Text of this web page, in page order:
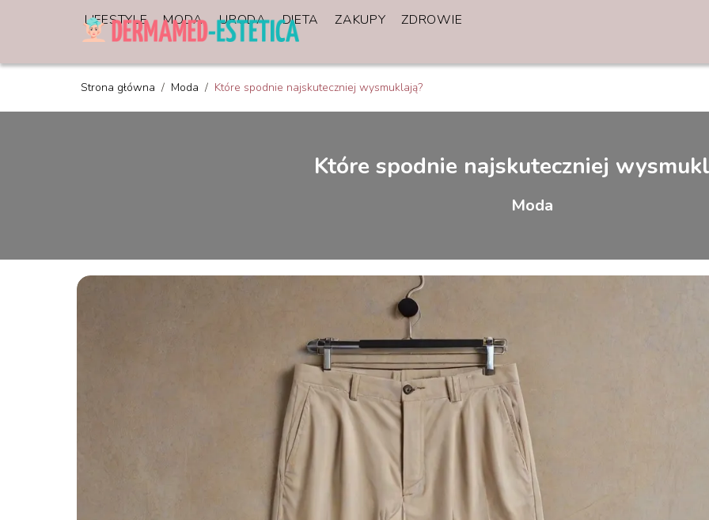
LIFESTYLE MODA URODA DIETA ZAKUPY ZDROWIE
Strona główna / Moda / Które spodnie najskuteczniej wysmuklają?
Które spodnie najskuteczniej
Moda